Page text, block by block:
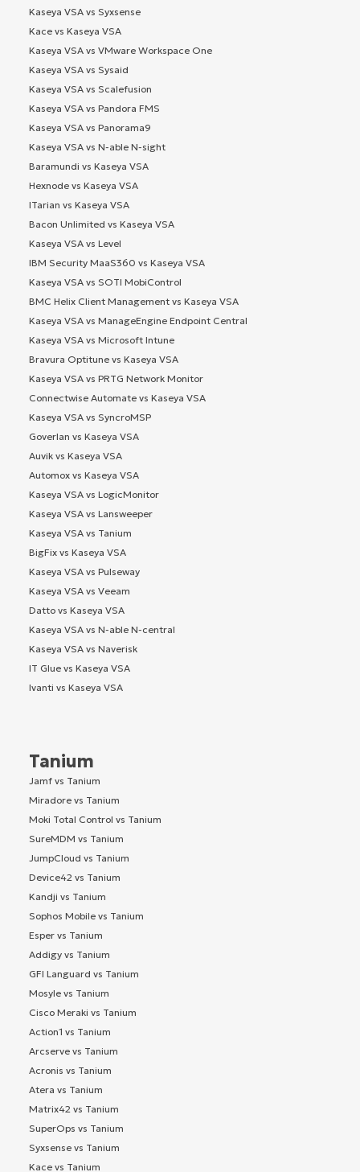
Kaseya VSA vs Syxsense
Kace vs Kaseya VSA
Kaseya VSA vs VMware Workspace One
Kaseya VSA vs Sysaid
Kaseya VSA vs Scalefusion
Kaseya VSA vs Pandora FMS
Kaseya VSA vs Panorama9
Kaseya VSA vs N-able N-sight
Baramundi vs Kaseya VSA
Hexnode vs Kaseya VSA
ITarian vs Kaseya VSA
Bacon Unlimited vs Kaseya VSA
Kaseya VSA vs Level
IBM Security MaaS360 vs Kaseya VSA
Kaseya VSA vs SOTI MobiControl
BMC Helix Client Management vs Kaseya VSA
Kaseya VSA vs ManageEngine Endpoint Central
Kaseya VSA vs Microsoft Intune
Bravura Optitune vs Kaseya VSA
Kaseya VSA vs PRTG Network Monitor
Connectwise Automate vs Kaseya VSA
Kaseya VSA vs SyncroMSP
Goverlan vs Kaseya VSA
Auvik vs Kaseya VSA
Automox vs Kaseya VSA
Kaseya VSA vs LogicMonitor
Kaseya VSA vs Lansweeper
Kaseya VSA vs Tanium
BigFix vs Kaseya VSA
Kaseya VSA vs Pulseway
Kaseya VSA vs Veeam
Datto vs Kaseya VSA
Kaseya VSA vs N-able N-central
Kaseya VSA vs Naverisk
IT Glue vs Kaseya VSA
Ivanti vs Kaseya VSA
Tanium
Jamf vs Tanium
Miradore vs Tanium
Moki Total Control vs Tanium
SureMDM vs Tanium
JumpCloud vs Tanium
Device42 vs Tanium
Kandji vs Tanium
Sophos Mobile vs Tanium
Esper vs Tanium
Addigy vs Tanium
GFI Languard vs Tanium
Mosyle vs Tanium
Cisco Meraki vs Tanium
Action1 vs Tanium
Arcserve vs Tanium
Acronis vs Tanium
Atera vs Tanium
Matrix42 vs Tanium
SuperOps vs Tanium
Syxsense vs Tanium
Kace vs Tanium